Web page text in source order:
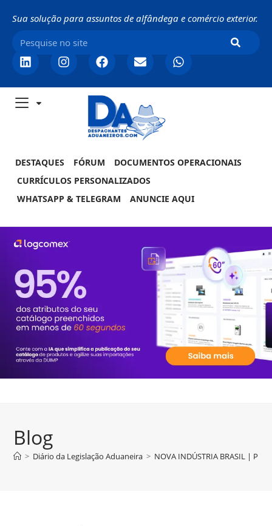
Sua solução para assuntos de alfândega e comércio exterior.
DESTAQUES FÓRUM
DOCUMENTOS OPERACIONAIS
CURRÍCULOS PERSONALIZADOS
WHATSAPP & TELEGRAM
ANUNCIE AQUI
Blog
> Diário da Legislação Aduaneira > NOVA INDÚSTRIA BRASIL |